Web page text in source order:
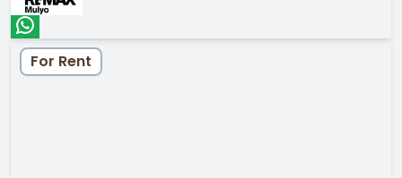
For Rent